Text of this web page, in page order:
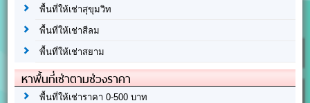
พื้นที่ให้เช่าสุขุมวิท
พื้นที่ให้เช่าสีลม
พื้นที่ให้เช่าสยาม
หาพื้นที่เช่าตามช่วงราคา
พื้นที่ให้เช่าราคา 0-500 บาท